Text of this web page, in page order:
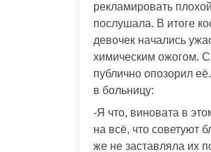
рекламировать
послушала. В итоге
девочек начались
химическим ожогом.
публично опозорил
в больницу:
-Я что, виновата в
на всё, что советуют
же не заставляла их